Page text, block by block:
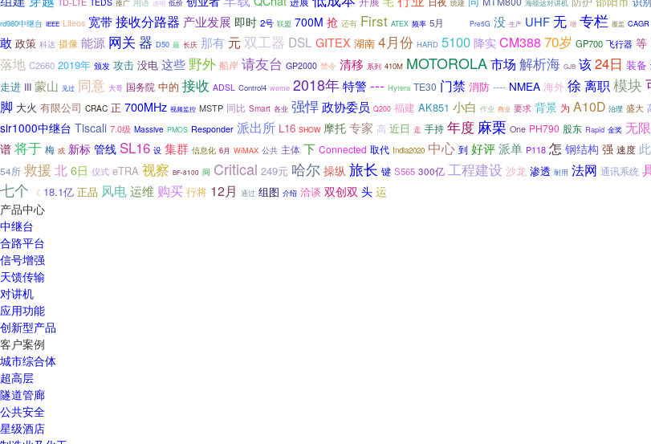
推广 说明 低价 统建 海能达对讲机
rd980中继台 IEEE Liteos 宽带接收分路器 产业发展 即时 2号 联盟 700M 抢 还有 First ATEX 频率 5月 Pre5G 没 生产 UHF无 增 专栏 覆盖 CAGR
敢 政策 科达 摄像 能源 网关 器 D50 最 长庆 那有 元 双工器 DSL GITEX 湖南 4月份 HARD 5100 降实 CM388 70岁 GP700 飞行器 等
落地 C2660 2019年 颁发 攻击 没电 这些 野外 船岸 请友台 GP2000 禁令 清移 系列 410M MOTOROLA市场 解析海 GJB 该24日 装备
走进 III 蒙山 见过 同意 大哥 国务院 中的 接收 ADSL Control4 weme 2018年特警--- Hytera TE30 门禁 消防 ---- NMEA 海外 徐 离职 模块
脚 大火 有限公司 CRAC 正 700MHz 视频监控 MSTP 同比 Smart 各业 强悍政协委员 Q200 福建 AK851 小白 作业 商业 要求 背景 为 A10D 治理 盛大
slr1000中继台 Tiscali 7.0级 Massive PMOS Responder 派出所 L16 SHOW 摩托专家 高 近日 走 手持 年度 麻栗 One PH790 股东 Rapid 金奖 无
谱 将于 梅 或 新标 管线 SL16 设 集群 信息化 6月 WiMAX 公共 主体 下 Connected 取代 India2020 中心 到 好评派单 P118 怎 钢结构 强 速度
54所 救援 北6日 仪式 eTRA 视察 BF-8100 间 Critical 249元 哈尔 操纵 旅长 键 S565 300亿 工程建设 沙龙 渗透 耐用 法网 通讯系统
七个 《 18.1亿 正品 风电运维 购买 行将 12月 通过 组图 介绍 洽谈 双创双 头 运
产品中心
中继台
合路平台
信号增强
天馈传输
对讲机
应用功能
创新型产品
客户案例
城市综合体
超高层
隧道管廊
公共安全
星级酒店